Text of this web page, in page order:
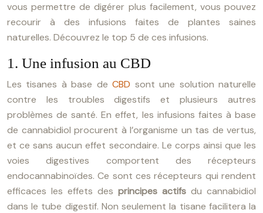
vous permettre de digérer plus facilement, vous pouvez
recourir à des infusions faites de plantes saines
naturelles. Découvrez le top 5 de ces infusions.
1. Une infusion au CBD
Les tisanes à base deCBD sont une solution naturelle
contre les troubles digestifs et plusieurs autres
problèmes de santé. En effet, les infusions faites à base
de cannabidiol procurent à l’organisme un tas de vertus,
et ce sans aucun effet secondaire. Le corps ainsi que les
voies digestives comportent des récepteurs
endocannabinoïdes. Ce sont ces récepteurs qui rendent
efficaces les effets des principes actifs du cannabidiol
dans le tube digestif. Non seulement la tisane facilitera la